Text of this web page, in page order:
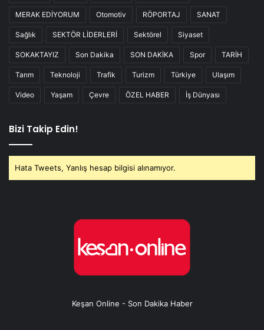
MERAK EDİYORUM Otomotiv RÖPORTAJ SANAT
Sağlık SEKTÖR LİDERLERİ Sektörel Siyaset
SOKAKTAYIZ Son Dakika SON DAKİKA Spor TARİH
Tarım Teknoloji Trafik Turizm Türkiye Ulaşım
Video Yaşam Çevre ÖZEL HABER İş Dünyası
Bizi Takip Edin!
Hata Tweets, Yanlış hesap bilgisi alınamıyor.
Keşan Online - Son Dakika Haber